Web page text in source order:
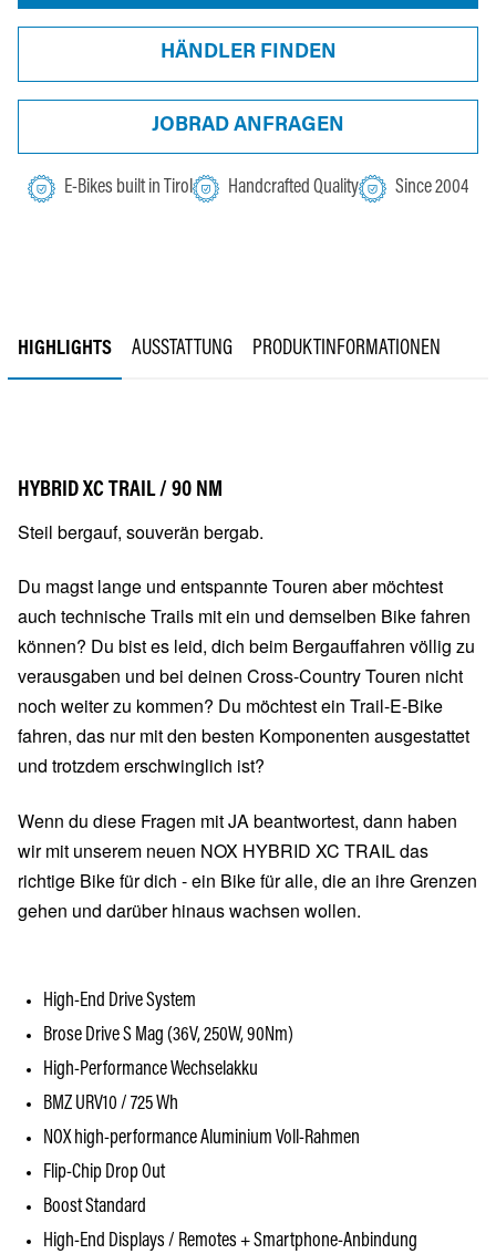
HÄNDLER FINDEN
JOBRAD ANFRAGEN
E-Bikes built in Tirol Handcrafted Quality Since 2004
HIGHLIGHTS AUSSTATTUNG PRODUKTINFORMATIONEN
HYBRID XC TRAIL / 90 NM
Steil bergauf, souverän bergab.
Du magst lange und entspannte Touren aber möchtest
auch technische Trails mit ein und demselben Bike fahren
können? Du bist es leid, dich beim Bergauffahren völlig zu
verausgaben und bei deinen Cross-Country Touren nicht
noch weiter zu kommen? Du möchtest ein Trail-E-Bike
fahren, das nur mit den besten Komponenten ausgestattet
und trotzdem erschwinglich ist?
Wenn du diese Fragen mit JA beantwortest, dann haben
wir mit unserem neuen NOX HYBRID XC TRAIL das
richtige Bike für dich - ein Bike für alle, die an ihre Grenzen
gehen und darüber hinaus wachsen wollen.
High-End Drive System
Brose Drive S Mag (36V, 250W, 90Nm)
High-Performance Wechselakku
BMZ URV10 / 725 Wh
NOX high-performance Aluminium Voll-Rahmen
Flip-Chip Drop Out
Boost Standard
High-End Displays / Remotes + Smartphone-Anbindung